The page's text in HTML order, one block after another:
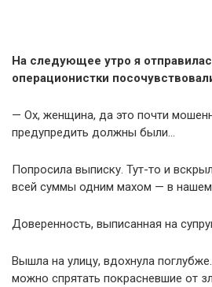
На следующее утро я
операционистки
— Ох, женщина, да это почти
предупредить должны были…
Попросила выписку. Тут-то и
всей суммы одним махом — в нашем
Доверенность, выписанная на
Вышла на улицу, вдохнула
можно спрятать покрасневшие от